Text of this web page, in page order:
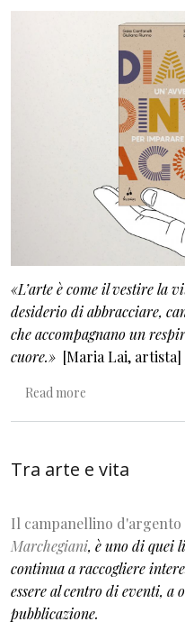
«L’arte è come il vestire la
desiderio di abbracciare,
che accompagnano un
cuore.» [Maria Lai, artista]
Read more
Tra arte e vita
Il campanellino d'argento
Marchegiani, è uno di quei
continua a raccogliere
essere al centro di eventi,
pubblicazione.